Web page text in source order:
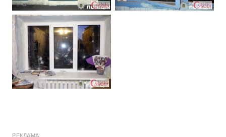
РЕКЛАМА